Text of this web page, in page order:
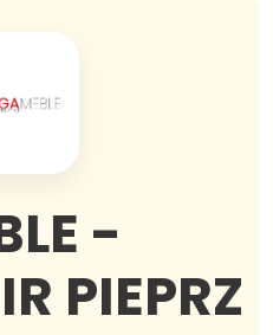
-
PIEPRZ